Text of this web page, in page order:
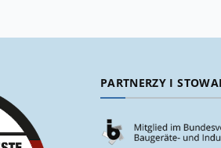
PARTNERZY I